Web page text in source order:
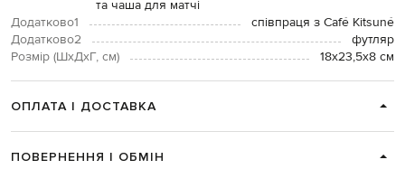
та чаша для матчі
Додатково1
співпраця з Café Kitsuné
Додатково2
футляр
Розмір (ШхДхГ, см)
18x23,5x8 см
ОПЛАТА І ДОСТАВКА
ПОВЕРНЕННЯ І ОБМІН